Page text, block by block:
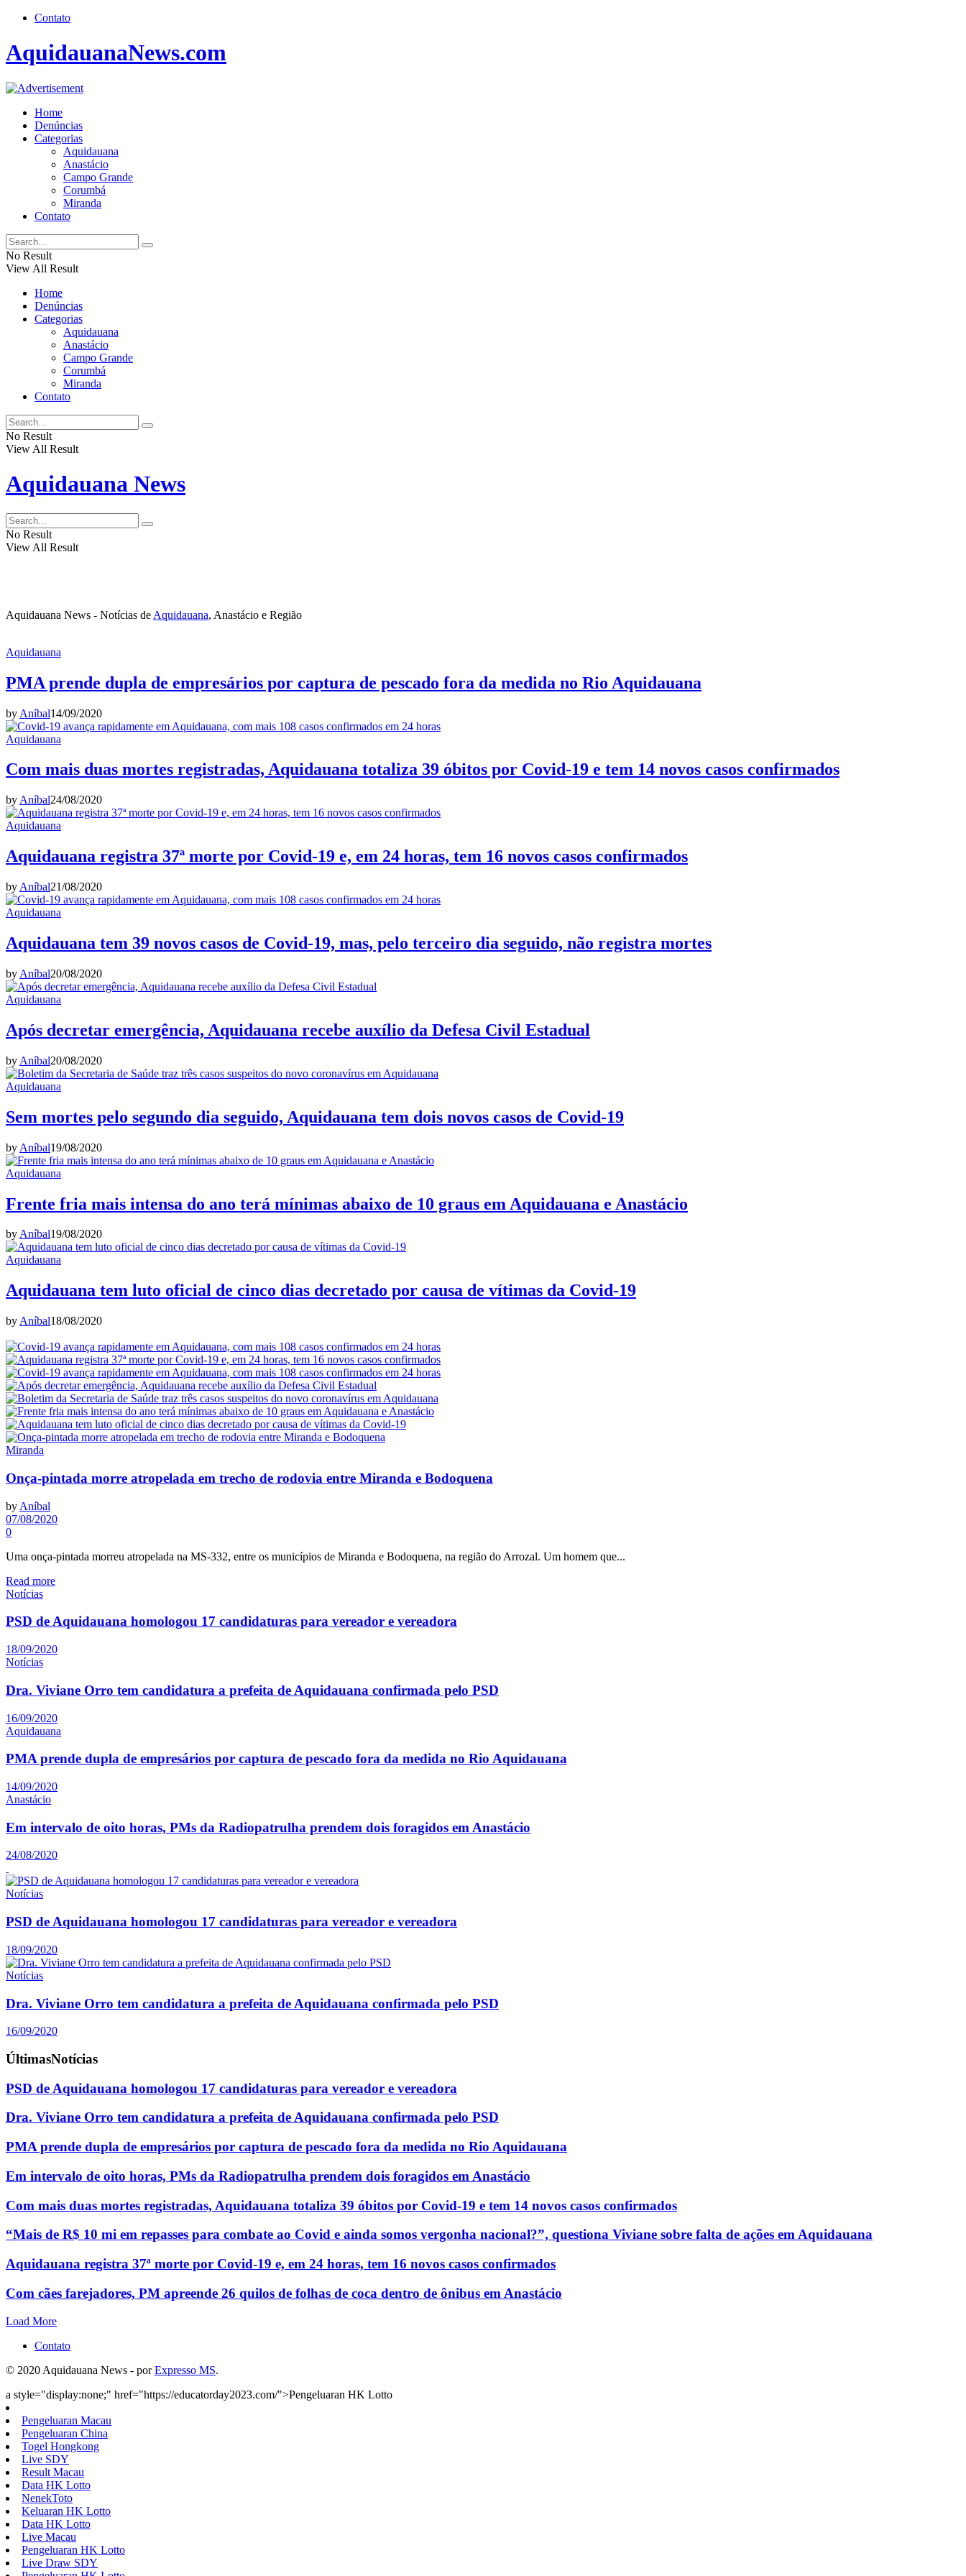
Contato
AquidauanaNews.com
Home
Denúncias
Categorias
Aquidauana
Anastácio
Campo Grande
Corumbá
Miranda
Contato
No Result
View All Result
Home
Denúncias
Categorias
Aquidauana
Anastácio
Campo Grande
Corumbá
Miranda
Contato
No Result
View All Result
Aquidauana News
No Result
View All Result
Aquidauana News - Notícias de Aquidauana, Anastácio e Região
Aquidauana
PMA prende dupla de empresários por captura de pescado fora da medida no Rio Aquidauana
by Aníbal14/09/2020
Aquidauana
Com mais duas mortes registradas, Aquidauana totaliza 39 óbitos por Covid-19 e tem 14 novos casos confirmados
by Aníbal24/08/2020
Aquidauana
Aquidauana registra 37ª morte por Covid-19 e, em 24 horas, tem 16 novos casos confirmados
by Aníbal21/08/2020
Aquidauana
Aquidauana tem 39 novos casos de Covid-19, mas, pelo terceiro dia seguido, não registra mortes
by Aníbal20/08/2020
Aquidauana
Após decretar emergência, Aquidauana recebe auxílio da Defesa Civil Estadual
by Aníbal20/08/2020
Aquidauana
Sem mortes pelo segundo dia seguido, Aquidauana tem dois novos casos de Covid-19
by Aníbal19/08/2020
Aquidauana
Frente fria mais intensa do ano terá mínimas abaixo de 10 graus em Aquidauana e Anastácio
byAníbal19/08/2020
Aquidauana
Aquidauana tem luto oficial de cinco dias decretado por causa de vítimas da Covid-19
by Aníbal18/08/2020
Miranda
Onça-pintada morre atropelada em trecho de rodovia entre Miranda e Bodoquena
by Aníbal
07/08/2020
0
Uma onça-pintada morreu atropelada na MS-332, entre os municípios de Miranda e Bodoquena, na região do Arrozal. Um homem que...
Read more
Notícias
PSD de Aquidauana homologou 17 candidaturas para vereador e vereadora
18/09/2020
Notícias
Dra. Viviane Orro tem candidatura a prefeita de Aquidauana confirmada pelo PSD
16/09/2020
Aquidauana
PMA prende dupla de empresários por captura de pescado fora da medida no Rio Aquidauana
14/09/2020
Anastácio
Em intervalo de oito horas, PMs da Radiopatrulha prendem dois foragidos em Anastácio
24/08/2020
Notícias
PSD de Aquidauana homologou 17 candidaturas para vereador e vereadora
18/09/2020
Notícias
Dra. Viviane Orro tem candidatura a prefeita de Aquidauana confirmada pelo PSD
16/09/2020
ÚltimasNotícias
PSD de Aquidauana homologou 17 candidaturas para vereador e vereadora
Dra. Viviane Orro tem candidatura a prefeita de Aquidauana confirmada pelo PSD
PMA prende dupla de empresários por captura de pescado fora da medida no Rio Aquidauana
Em intervalo de oito horas, PMs da Radiopatrulha prendem dois foragidos em Anastácio
Com mais duas mortes registradas, Aquidauana totaliza 39 óbitos por Covid-19 e tem 14 novos casos confirmados
“Mais de R$ 10 mi em repasses para combate ao Covid e ainda somos vergonha nacional?”, questiona Viviane sobre falta de ações em Aquidauana
Aquidauana registra 37ª morte por Covid-19 e, em 24 horas, tem 16 novos casos confirmados
Com cães farejadores, PM apreende 26 quilos de folhas de coca dentro de ônibus em Anastácio
Load More
Contato
© 2020 Aquidauana News - porExpresso MS.
a style="display:none;" href="https://educatorday2023.com/">Pengeluaran HK Lotto
Pengeluaran Macau
Pengeluaran China
Togel Hongkong
Live SDY
Result Macau
Data HK Lotto
NenekToto
Keluaran HK Lotto
Data HK Lotto
Live Macau
Pengeluaran HK Lotto
Live Draw SDY